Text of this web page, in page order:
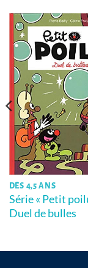
DÈS 4,5 ANS
Série « Petit
Duel de bulles